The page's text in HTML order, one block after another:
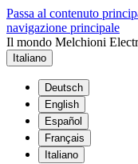
Passa al contenuto
navigazione principale
Il mondo Melchioni
Italiano
Deutsch
English
Español
Français
Italiano